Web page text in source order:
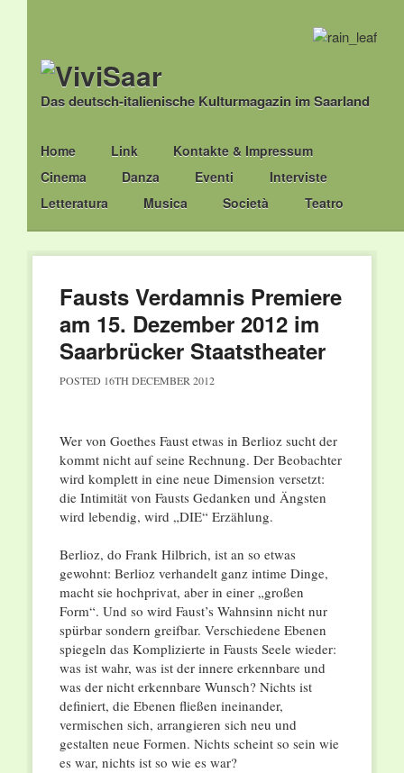
Das deutsch-italienische Kulturmagazin im Saarland
Main menu
Skip
to
content
Home Link
Kontakte & Impressum
Cinema
Danza Eventi
Interviste
Letteratura
Musica Società Teatro
Fausts Verdamnis Premiere
am 15. Dezember 2012 im
Saarbrücker Staatstheater
POSTED 16TH DECEMBER 2012
Wer von Goethes Faust etwas in Berlioz sucht der
kommt nicht auf seine Rechnung. Der Beobachter
wird komplett in eine neue Dimension versetzt:
die Intimität von Fausts Gedanken und Ängsten
wird lebendig, wird „DIE“ Erzählung.
Berlioz, do Frank Hilbrich, ist an so etwas
gewohnt: Berlioz verhandelt ganz intime Dinge,
macht sie hochprivat, aber in einer „großen
Form“. Und so wird Faust’s Wahnsinn nicht nur
spürbar sondern greifbar. Verschiedene Ebenen
spiegeln das Komplizierte in Fausts Seele wieder:
was ist wahr, was ist der innere erkennbare und
was der nicht erkennbare Wunsch? Nichts ist
definiert, die Ebenen fließen ineinander,
vermischen sich, arrangieren sich neu und
gestalten neue Formen. Nichts scheint so sein wie
es war, nichts ist so wie es war?